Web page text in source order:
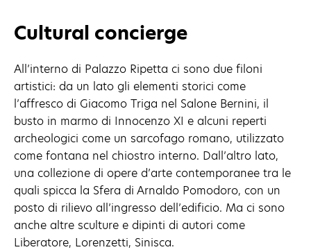
Cultural concierge
All’interno di Palazzo Ripetta ci sono due filoni
artistici: da un lato gli elementi storici come
l’affresco di Giacomo Triga nel Salone Bernini, il
busto in marmo di Innocenzo XI e alcuni reperti
archeologici come un sarcofago romano, utilizzato
come fontana nel chiostro interno. Dall’altro lato,
una collezione di opere d’arte contemporanee tra le
quali spicca la Sfera di Arnaldo Pomodoro, con un
posto di rilievo all’ingresso dell’edificio. Ma ci sono
anche altre sculture e dipinti di autori come
Liberatore, Lorenzetti, Sinisca.